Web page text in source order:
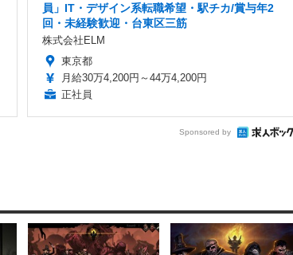
員」IT・デザイン系転職希望・駅チカ/賞与年2
回・未経験歓迎・台東区三筋
株式会社ELM
東京都
月給30万4,200円～44万4,200円
正社員
Sponsored by